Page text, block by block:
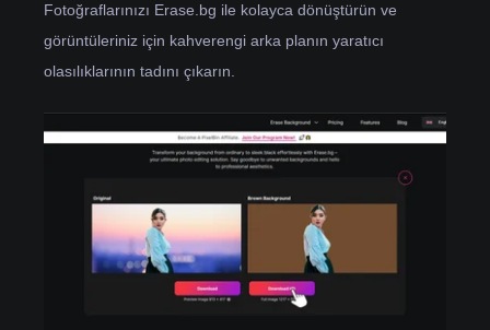
Fotoğraflarınızı Erase.bg ile kolayca dönüştürün ve
görüntüleriniz için kahverengi arka planın yaratıcı
olasılıklarının tadını çıkarın.